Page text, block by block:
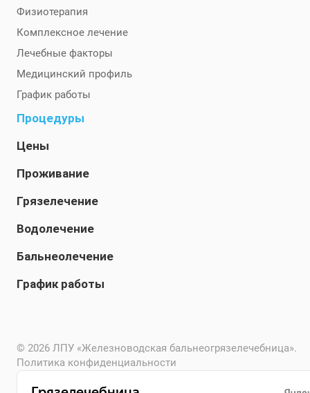
Физиотерапия
Комплексное лечение
Лечебные факторы
Медицинский профиль
График работы
Процедуры
Цены
Проживание
Грязелечение
Водолечение
Бальнеолечение
График работы
© 2026 ЛПУ «Железноводская бальнеогрязелечебница».
Политика конфиденциальности